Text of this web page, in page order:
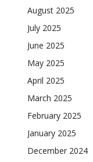
August 2025
July 2025
June 2025
May 2025
April 2025
March 2025
February 2025
January 2025
December 2024